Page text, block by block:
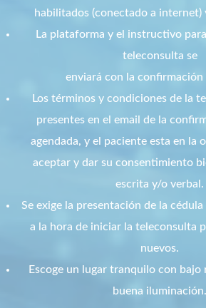
habilitados (conectado a internet)
La plataforma y el instructivo
teleconsulta se
enviará con la confirmación
Los términos y condiciones de la
presentes en el email de la
agendada, y el paciente esta en la
aceptar y dar su consentimiento
escrita y/o verbal.
Se exige la presentación de la
a la hora de iniciar la teleconsulta
nuevos.
Escoge un lugar tranquilo con
buena iluminación.